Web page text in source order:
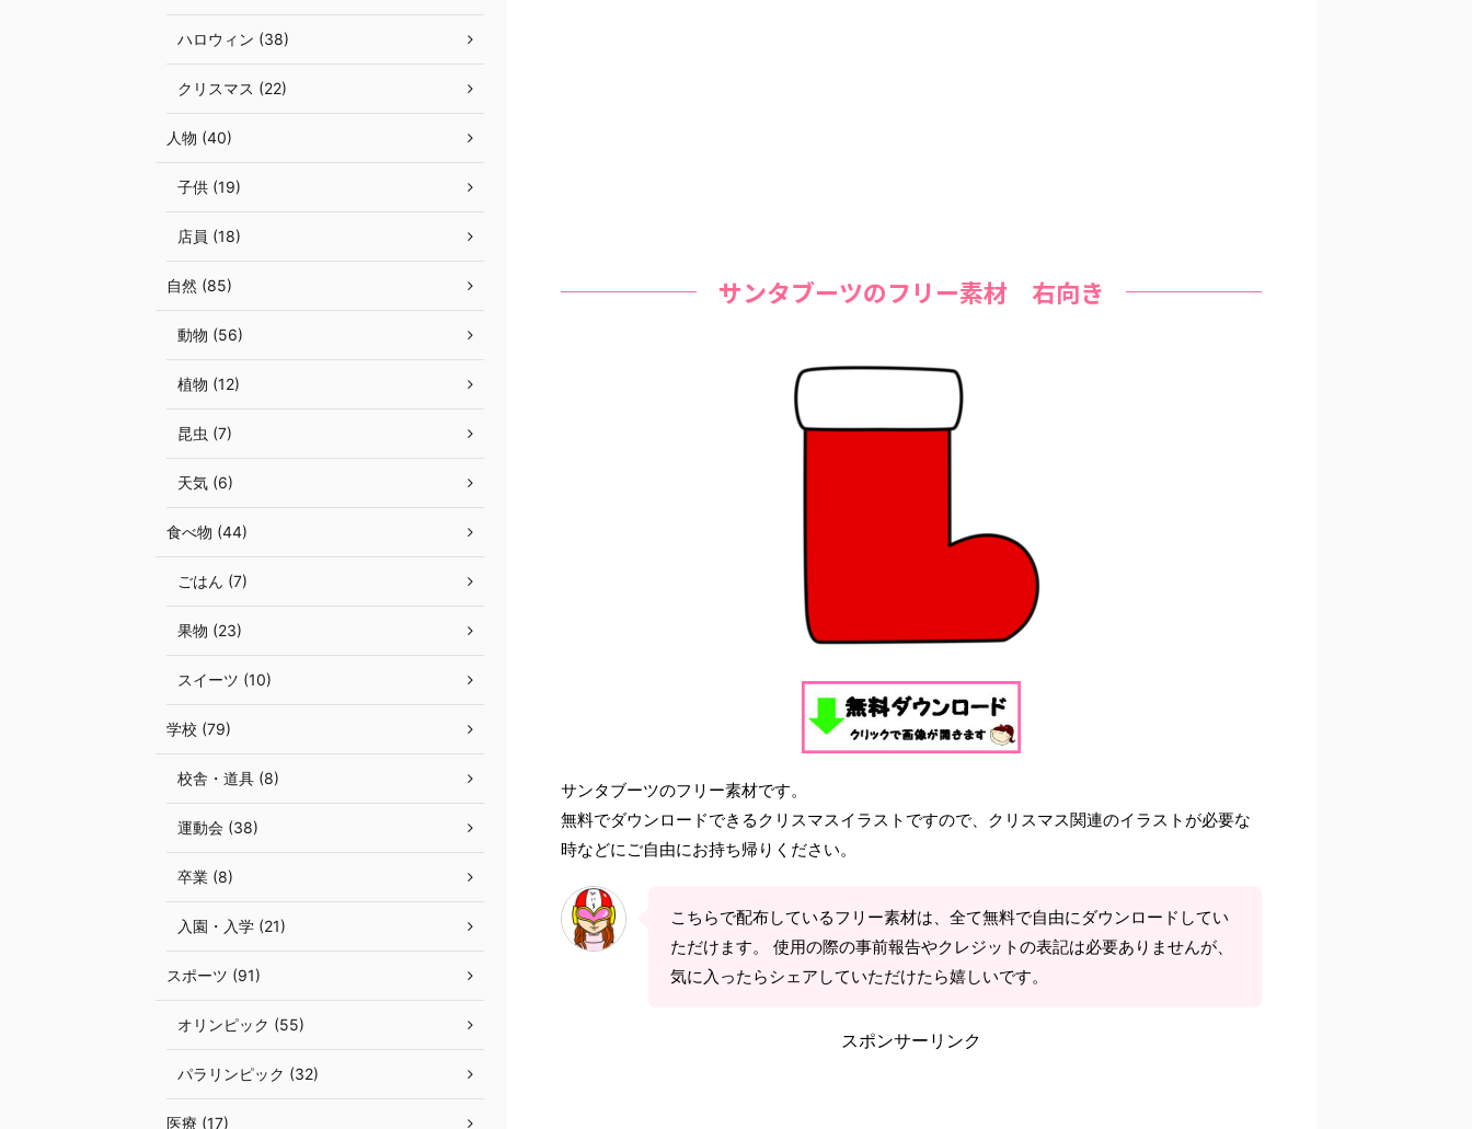
サンタブーツのフリー素材 右向き
サンタブーツのフリー素材です。
無料でダウンロードできるクリスマスイラストですので、クリスマス関連のイラストが必要な
時などにご自由にお持ち帰りください。
こちらで配布しているフリー素材は、全て無料で自由にダウンロードしてい
ただけます。 使用の際の事前報告やクレジットの表記は必要ありませんが、
気に入ったらシェアしていただけたら嬉しいです。
スポンサーリンク
ハロウィン (38)
クリスマス (22)
人物 (40)
子供 (19)
店員 (18)
自然 (85)
動物 (56)
植物 (12)
昆虫 (7)
天気 (6)
食べ物 (44)
ごはん (7)
果物 (23)
スイーツ (10)
学校 (79)
校舎・道具 (8)
運動会 (38)
卒業 (8)
入園・入学 (21)
スポーツ (91)
オリンピック (55)
パラリンピック (32)
医療 (17)